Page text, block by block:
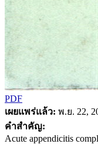
PDF
เผยแพร่แล้ว: พ.ย. 22,
คำสำคัญ:
Acute appendicitis